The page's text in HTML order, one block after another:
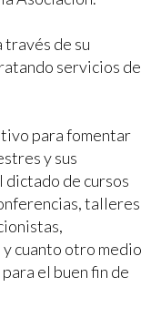
de su
servicios de
para fomentar
y sus
dictado de cursos
talleres
cuanto otro medio
el buen fin de